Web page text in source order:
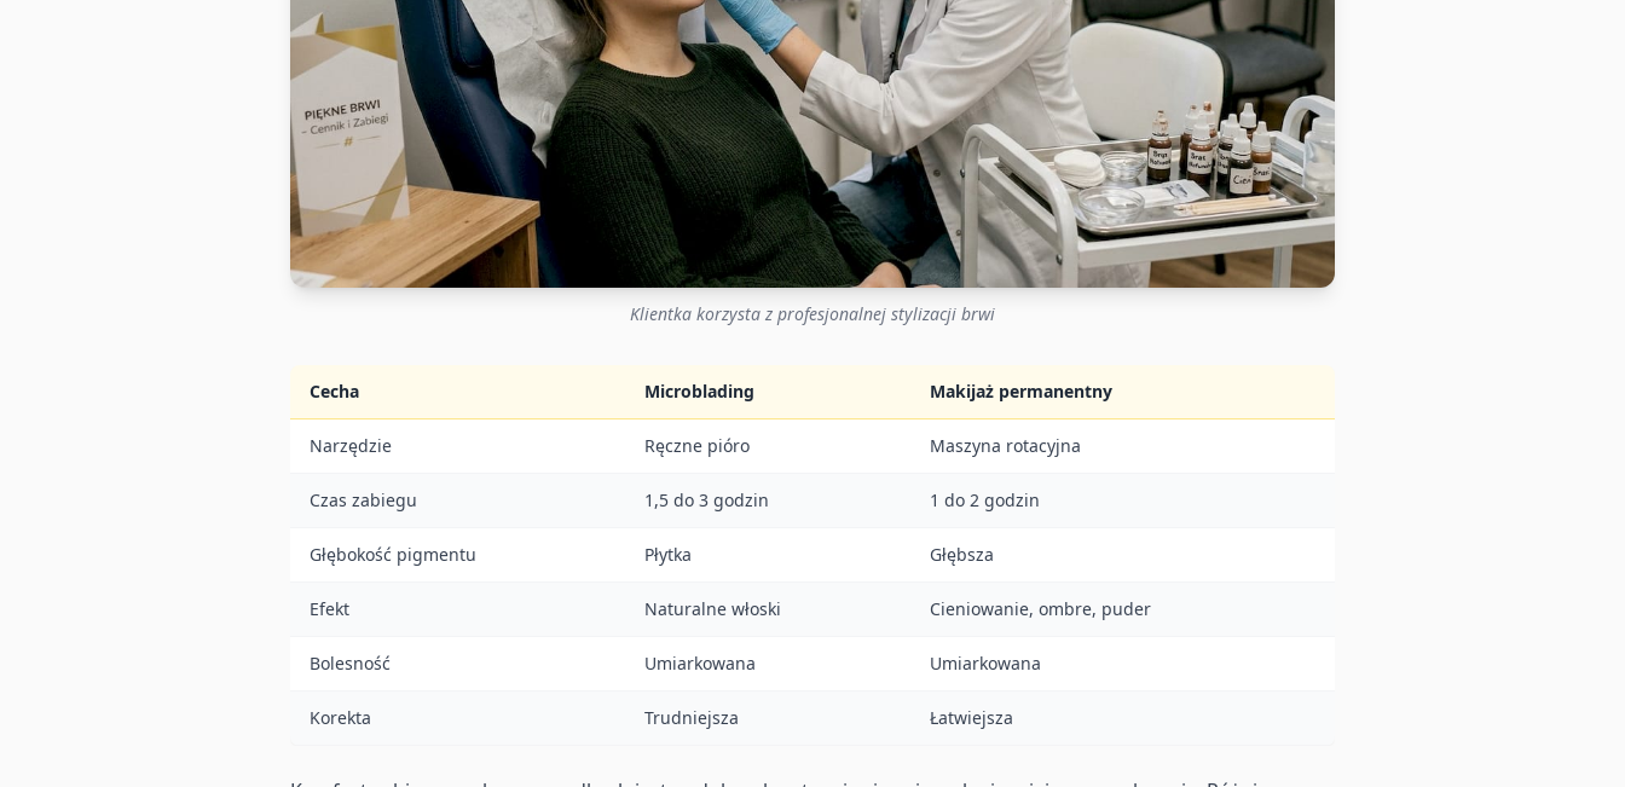
Klientka korzysta z profesjonalnej stylizacji brwi
Cecha Microblading Makijaż permanentny
Narzędzie Ręczne pióro Maszyna rotacyjna
Czas zabiegu 1,5 do 3 godzin 1 do 2 godzin
Głębokość pigmentu Płytka Głębsza
Efekt Naturalne włoski Cieniowanie, ombre, puder
Bolesność Umiarkowana Umiarkowana
Korekta Trudniejsza Łatwiejsza